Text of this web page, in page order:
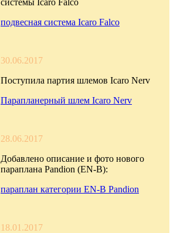
системы Icaro Falco
подвесная система Icaro Falco
30.06.2017
Поступила партия шлемов Icaro Nerv
Парапланерный шлем Icaro Nerv
28.06.2017
Добавлено описание и фото нового
параплана Pandion (EN-B):
параплан категории EN-B Pandion
18.01.2017